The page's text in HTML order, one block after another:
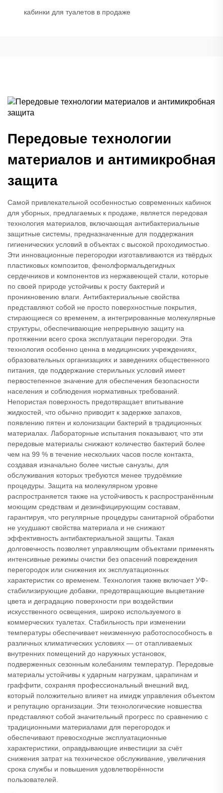
кабинки для туалетов в продаже
Передовые технологии
материалов и антимикробная
защита
Самой привлекательной особенностью современных кабинок
для уборных, предлагаемых к продаже, является передовая
технология материалов, включающая антибактериальные
защитные системы, предназначенные для поддержания
гигиенических условий в объектах с высокой проходимостью.
Эти инновационные перегородки изготавливаются из твёрдых
пластиковых композитов, фенолформальдегидных
сердечников и компонентов из нержавеющей стали, которые
по своей природе устойчивы к росту бактерий и
проникновению влаги. Антибактериальные свойства
представляют собой не просто поверхностные покрытия,
стирающиеся со временем, а интегрированные молекулярные
структуры, обеспечивающие непрерывную защиту на
протяжении всего срока эксплуатации перегородки. Эта
технология особенно ценна в медицинских учреждениях,
образовательных организациях и заведениях общественного
питания, где поддержание стерильных условий имеет
первостепенное значение для обеспечения безопасности
населения и соблюдения нормативных требований.
Непористая поверхность предотвращает впитывание
жидкостей, что обычно приводит к задержке запахов,
появлению пятен и колонизации бактерий в традиционных
материалах. Лабораторные испытания показывают, что эти
передовые материалы снижают количество бактерий более
чем на 99 % в течение нескольких часов после контакта,
создавая изначально более чистые санузлы, для
обслуживания которых требуются менее трудоёмкие
процедуры. Защита на молекулярном уровне
распространяется также на устойчивость к распространённым
моющим средствам и дезинфицирующим составам,
гарантируя, что регулярные процедуры санитарной обработки
не ухудшают свойства материала и не снижают
эффективность антибактериальной защиты. Такая
долговечность позволяет управляющим объектами применять
интенсивные режимы очистки без опасений повреждения
перегородок или снижения их эксплуатационных
характеристик со временем. Технология также включает УФ-
стабилизирующие добавки, предотвращающие выцветание
цвета и деградацию поверхности при воздействии
искусственного освещения, широко используемого в
коммерческих туалетах. Стабильность при изменении
температуры обеспечивает неизменную работоспособность в
различных климатических условиях — от отапливаемых
внутренних помещений до наружных установок,
подверженных сезонным колебаниям температур. Передовые
материалы устойчивы к ударным нагрузкам, царапинам и
граффити, сохраняя профессиональный внешний вид,
который положительно влияет на имидж управления объектом
и репутацию организации. Эти технологические новшества
представляют собой значительный прогресс по сравнению с
традиционными материалами для перегородок и
обеспечивают превосходные эксплуатационные
характеристики, оправдывающие инвестиции за счёт
снижения затрат на техническое обслуживание, увеличения
срока службы и повышения удовлетворённости
пользователей.